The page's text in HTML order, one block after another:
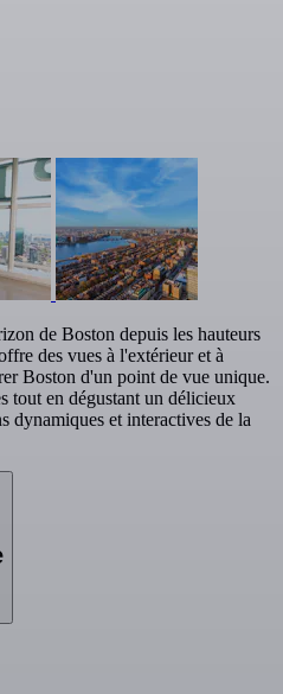
de Boston depuis les hauteurs
des vues à l'extérieur et à
Boston d'un point de vue unique.
tout en dégustant un délicieux
dynamiques et interactives de la